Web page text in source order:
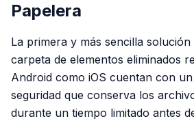
Papelera
La primera y más sencilla
carpeta de elementos eliminados
Android como iOS cuentan con un
seguridad que conserva los
durante un tiempo limitado antes